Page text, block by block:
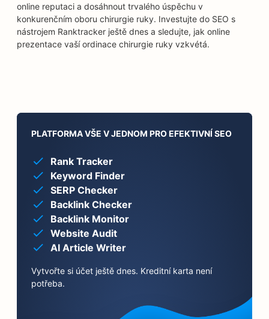
online reputaci a dosáhnout trvalého úspěchu v
konkurenčním oboru chirurgie ruky. Investujte do SEO s
nástrojem Ranktracker ještě dnes a sledujte, jak online
prezentace vaší ordinace chirurgie ruky vzkvétá.
PLATFORMA VŠE V JEDNOM PRO EFEKTIVNÍ SEO
Rank Tracker
Keyword Finder
SERP Checker
Backlink Checker
Backlink Monitor
Website Audit
AI Article Writer
Vytvořte si účet ještě dnes. Kreditní karta není
potřeba.